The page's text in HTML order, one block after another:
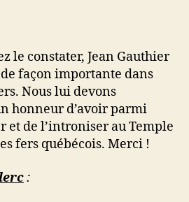
le constater, Jean Gauthier
façon importante dans
Nous lui devons
honneur d’avoir parmi
et de l’introniser au Temple
fers québécois. Merci !
: